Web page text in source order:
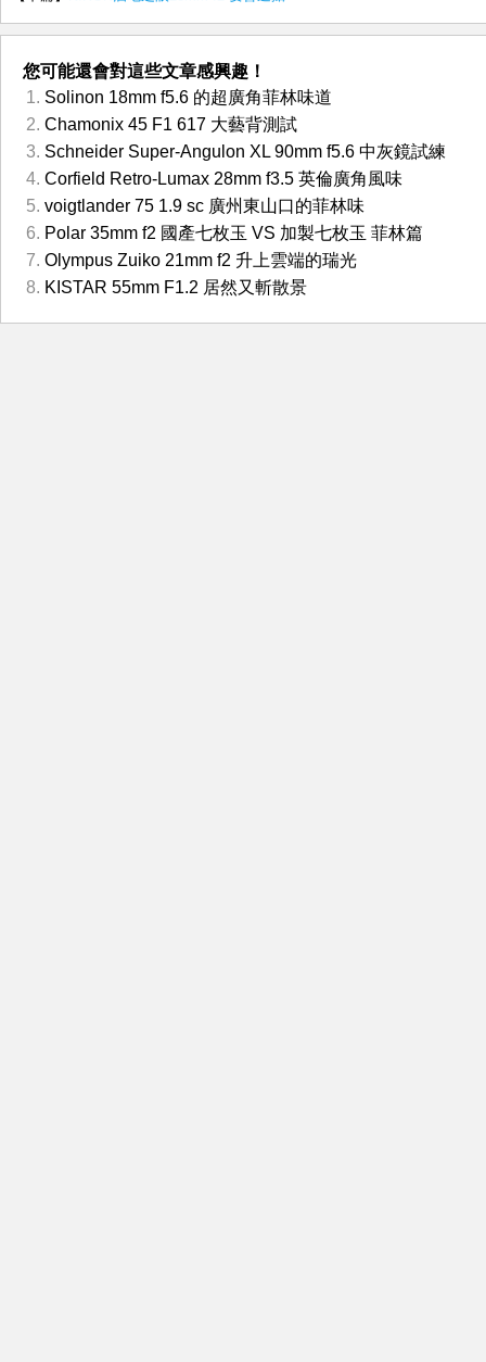
您可能還會對這些文章感興趣！
Solinon 18mm f5.6 的超廣角菲林味道
Chamonix 45 F1 617 大藝背測試
Schneider Super-Angulon XL 90mm f5.6 中灰鏡試練
Corfield Retro-Lumax 28mm f3.5 英倫廣角風味
voigtlander 75 1.9 sc 廣州東山口的菲林味
Polar 35mm f2 國產七枚玉 VS 加製七枚玉 菲林篇
Olympus Zuiko 21mm f2 升上雲端的瑞光
KISTAR 55mm F1.2 居然又斬散景